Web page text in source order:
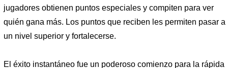
jugadores obtienen puntos especiales y compiten para ver
quién gana más. Los puntos que reciben les permiten pasar a
un nivel superior y fortalecerse.
El éxito instantáneo fue un poderoso comienzo para la rápida